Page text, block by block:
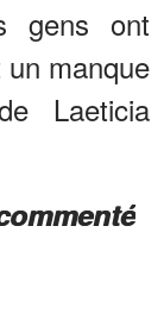
gens ont
un manque
Laeticia